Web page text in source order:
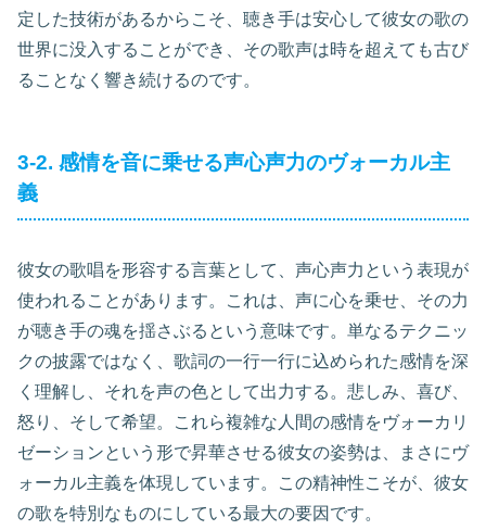
定した技術があるからこそ、聴き手は安心して彼女の歌の
世界に没入することができ、その歌声は時を超えても古び
ることなく響き続けるのです。
3-2. 感情を音に乗せる声心声力のヴォーカル主
義
彼女の歌唱を形容する言葉として、声心声力という表現が
使われることがあります。これは、声に心を乗せ、その力
が聴き手の魂を揺さぶるという意味です。単なるテクニッ
クの披露ではなく、歌詞の一行一行に込められた感情を深
く理解し、それを声の色として出力する。悲しみ、喜び、
怒り、そして希望。これら複雑な人間の感情をヴォーカリ
ゼーションという形で昇華させる彼女の姿勢は、まさにヴ
ォーカル主義を体現しています。この精神性こそが、彼女
の歌を特別なものにしている最大の要因です。